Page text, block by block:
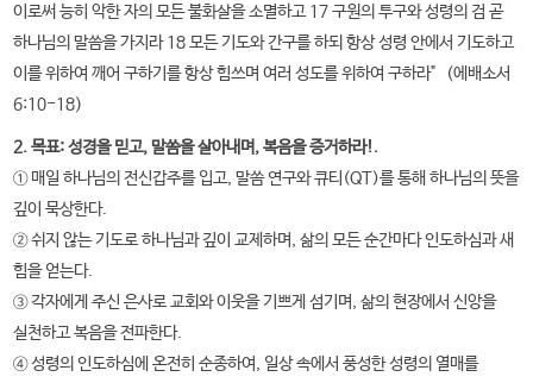
이로써 능히 악한 자의 모든 불화살을 소멸하고 17 구원의 투구와 성령의 검 곧
하나님의 말씀을 가지라 18 모든 기도와 간구를 하되 항상 성령 안에서 기도하고
이를 위하여 깨어 구하기를 항상 힘쓰며 여러 성도를 위하여 구하라" （에배소서
6:10-18）
2. 목표: 성경을 믿고, 말씀을 살아내며, 복음을 증거하라!.
① 매일 하나님의 전신갑주를 입고, 말씀 연구와 큐티(QT)를 통해 하나님의 뜻을
깊이 묵상한다.
② 쉬지 않는 기도로 하나님과 깊이 교제하며, 삶의 모든 순간마다 인도하심과 새
힘을 얻는다.
③ 각자에게 주신 은사로 교회와 이웃을 기쁘게 섬기며, 삶의 현장에서 신앙을
실천하고 복음을 전파한다.
④ 성령의 인도하심에 온전히 순종하여, 일상 속에서 풍성한 성령의 열매를